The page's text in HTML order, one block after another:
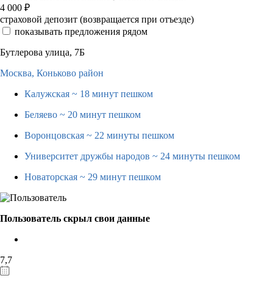
4 000 ₽
страховой депозит (возвращается при отъезде)
показывать предложения рядом
Бутлерова улица, 7Б
Москва, Коньково район
Калужская ~ 18 минут пешком
Беляево ~ 20 минут пешком
Воронцовская ~ 22 минуты пешком
Университет дружбы народов ~ 24 минуты пешком
Новаторская ~ 29 минут пешком
Пользователь скрыл свои данные
7,7